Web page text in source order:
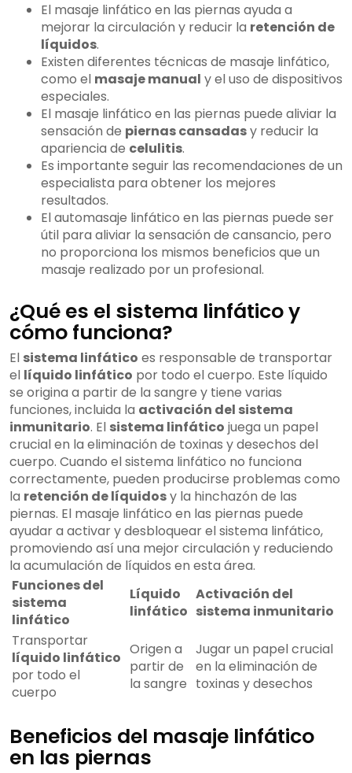
El masaje linfático en las piernas ayuda a
mejorar la circulación y reducir la retención de
líquidos.
Existen diferentes técnicas de masaje linfático,
como el masaje manual y el uso de dispositivos
especiales.
El masaje linfático en las piernas puede aliviar la
sensación de piernas cansadasy reducir la
apariencia de celulitis.
Es importante seguir las recomendaciones de un
especialista para obtener los mejores
resultados.
El automasaje linfático en las piernas puede ser
útil para aliviar la sensación de cansancio, pero
no proporciona los mismos beneficios que un
masaje realizado por un profesional.
¿Qué es el sistema linfático y
cómo funciona?
El sistema linfático es responsable de transportar
el líquido linfático por todo el cuerpo. Este líquido
se origina a partir de la sangre y tiene varias
funciones, incluida la activación del sistema
inmunitario. El sistema linfático juega un papel
crucial en la eliminación de toxinas y desechos del
cuerpo. Cuando el sistema linfático no funciona
correctamente, pueden producirse problemas como
la retención de líquidosy la hinchazón de las
piernas. El masaje linfático en las piernas puede
ayudar a activar y desbloquear el sistema linfático,
promoviendo así una mejor circulación y reduciendo
la acumulación de líquidos en esta área.
Funciones del
sistema
linfático
Líquido
linfático
Activación del
sistema inmunitario
Transportar
líquido linfático
por todo el
cuerpo
Origen a
partir de
la sangre
Jugar un papel crucial
en la eliminación de
toxinas y desechos
Beneficios del masaje linfático
en las piernas